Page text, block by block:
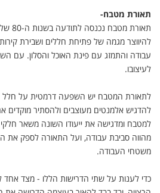
תאורת מטבח-
להיווצר מגמה של פתיחת חללים ושבירת
עבודה והתמזג עם פינת האוכל והסלון. עם
לעיצובו.
לתאורת המטבח יש השפעה דרמטית על חלל
להדגיש אלמנטים מעוצבים ולהסתיר מוקדים
למטבח ומדגישה את ייעודו השונה משאר
מהווה סביבת עבודה, ועל התאורה לספק את
משטחי העבודה.
כדי לענות על שתי הדרישות הללו - מצד אחד